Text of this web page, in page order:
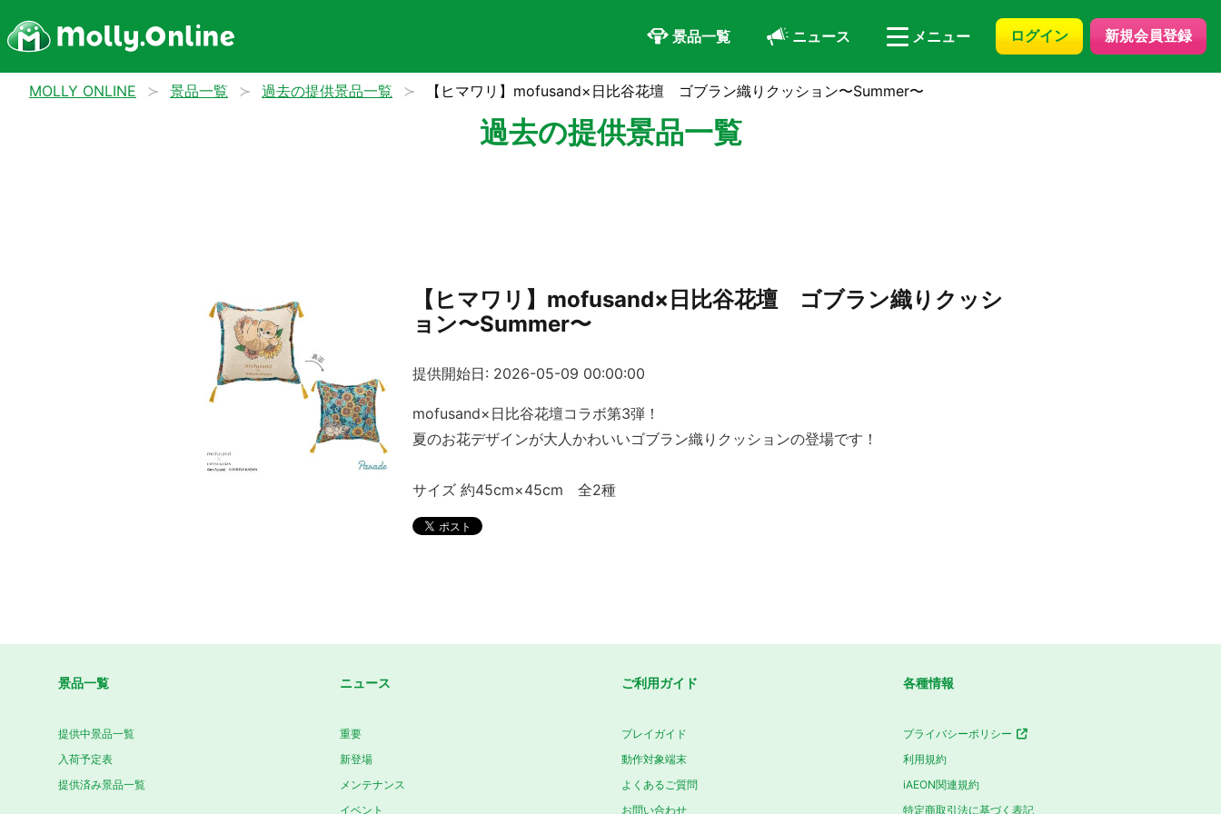
景品一覧 ニュース メニュー ログイン 新規会員登録
MOLLY ONLINE 景品一覧 過去の提供景品一覧 【ヒマワリ】mofusand×日比谷花壇 ゴブラン織りクッション〜Summer〜
過去の提供景品一覧
【ヒマワリ】mofusand×日比谷花壇 ゴブラン織りクッシ
ョン〜Summer〜
提供開始日: 2026-05-09 00:00:00
mofusand×日比谷花壇コラボ第3弾！
夏のお花デザインが大人かわいいゴブラン織りクッションの登場です！
サイズ 約45cm×45cm 全2種
景品一覧
提供中景品一覧
入荷予定表
提供済み景品一覧
ニュース
重要
新登場
メンテナンス
イベント
ご利用ガイド
プレイガイド
動作対象端末
よくあるご質問
お問い合わせ
各種情報
プライバシーポリシー
利用規約
iAEON関連規約
特定商取引法に基づく表記